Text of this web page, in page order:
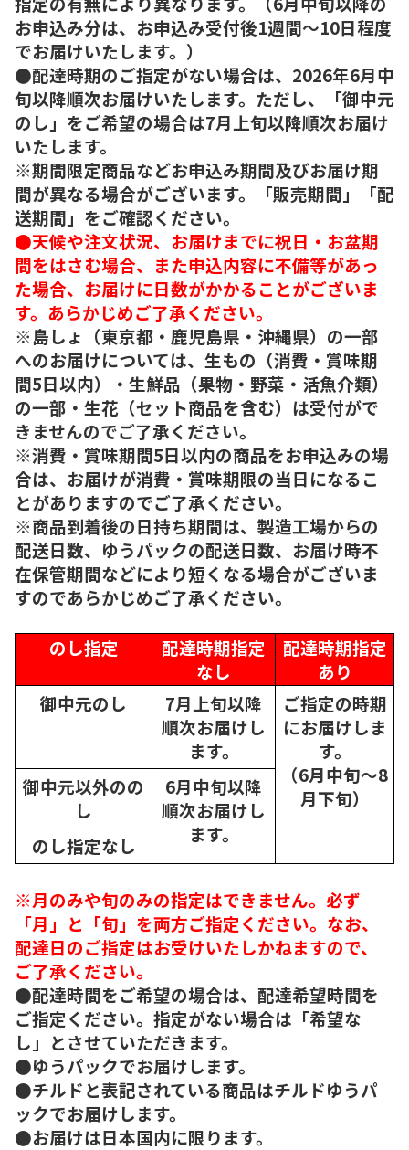
お申込み分は、お申込み受付後1週間～10日程度
でお届けいたします。）
●配達時期のご指定がない場合は、2026年6月中
旬以降順次お届けいたします。ただし、「御中元
のし」をご希望の場合は7月上旬以降順次お届け
いたします。
※期間限定商品などお申込み期間及びお届け期
間が異なる場合がございます。「販売期間」「配
送期間」をご確認ください。
●天候や注文状況、お届けまでに祝日・お盆期
間をはさむ場合、また申込内容に不備等があっ
た場合、お届けに日数がかかることがございま
す。あらかじめご了承ください。
※島しょ（東京都・鹿児島県・沖縄県）の一部
へのお届けについては、生もの（消費・賞味期
間5日以内）・生鮮品（果物・野菜・活魚介類）
の一部・生花（セット商品を含む）は受付がで
きませんのでご了承ください。
※消費・賞味期間5日以内の商品をお申込みの場
合は、お届けが消費・賞味期限の当日になるこ
とがありますのでご了承ください。
※商品到着後の日持ち期間は、製造工場からの
配送日数、ゆうパックの配送日数、お届け時不
在保管期間などにより短くなる場合がございま
すのであらかじめご了承ください。
のし指定
配達時期指定
なし
配達時期指定
あり
御中元のし
7月上旬以降
順次お届けし
ます。
ご指定の時期
にお届けしま
す。
（6月中旬～8
月下旬）
御中元以外のの
し
6月中旬以降
順次お届けし
ます。
のし指定なし
※月のみや旬のみの指定はできません。必ず
「月」と「旬」を両方ご指定ください。なお、
配達日のご指定はお受けいたしかねますので、
ご了承ください。
●配達時間をご希望の場合は、配達希望時間を
ご指定ください。指定がない場合は「希望な
し」とさせていただきます。
●ゆうパックでお届けします。
●チルドと表記されている商品はチルドゆうパ
ックでお届けします。
●お届けは日本国内に限ります。